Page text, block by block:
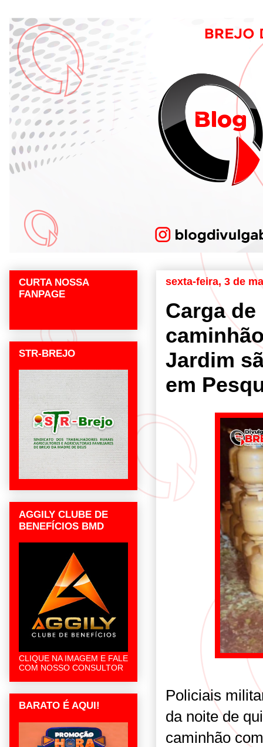
sexta-feira, 3 de
Carga
Jardim
em
Policiais
da noite de
caminhão
CURTA NOSSA
FANPAGE
STR-BREJO
AGGILY CLUBE DE
BENEFÍCIOS BMD
CLIQUE NA IMAGEM E FALE
COM NOSSO CONSULTOR
BARATO É AQUI!